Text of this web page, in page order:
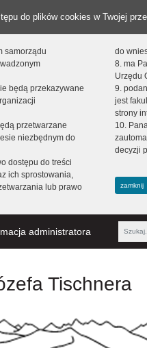
do plików cookies w Twojej
samorządu
będą przekazywane
przetwarzane
niezbędnym do
dostępu do treści
ich sprostowania,
lub prawo
do
8. ma
Urzędu
9.
jest
strony
10.
decyzji
zamknij
administratora
Fraza
Tischnera